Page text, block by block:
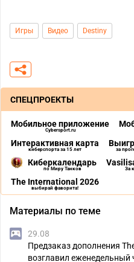
Игры Видео Destiny
СПЕЦПРОЕКТЫ
Мобильное приложение
Cybersport.ru
Интерактивная карта
киберспорта за 15 лет за
Киберкалендарь
по Миру Танков За
The International 2026
выбирай фаворита!
Материалы по теме
29.08
Предзаказ дополнения
возглавил еженедельный